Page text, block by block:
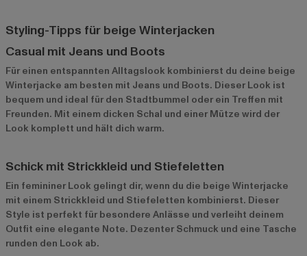
Styling-Tipps für beige Winterjacken
Casual mit Jeans und Boots
Für einen entspannten Alltagslook kombinierst du deine beige
Winterjacke am besten mit Jeans und Boots. Dieser Look ist
bequem und ideal für den Stadtbummel oder ein Treffen mit
Freunden. Mit einem dicken Schal und einer Mütze wird der
Look komplett und hält dich warm.
Schick mit Strickkleid und Stiefeletten
Ein femininer Look gelingt dir, wenn du die beige Winterjacke
mit einem Strickkleid und Stiefeletten kombinierst. Dieser
Style ist perfekt für besondere Anlässe und verleiht deinem
Outfit eine elegante Note. Dezenter Schmuck und eine Tasche
runden den Look ab.